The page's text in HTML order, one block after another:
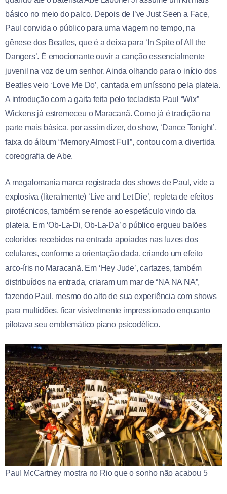
básico no meio do palco. Depois de I’ve Just Seen a Face,
Paul convida o público para uma viagem no tempo, na
gênese dos Beatles, que é a deixa para ‘In Spite of All the
Dangers’. É emocionante ouvir a canção essencialmente
juvenil na voz de um senhor. Ainda olhando para o início dos
Beatles veio ‘Love Me Do’, cantada em uníssono pela plateia.
A introdução com a gaita feita pelo tecladista Paul “Wix”
Wickens já estremeceu o Maracanã. Como já é tradição na
parte mais básica, por assim dizer, do show, ‘Dance Tonight’,
faixa do álbum “Memory Almost Full”, contou com a divertida
coreografia de Abe.
A megalomania marca registrada dos shows de Paul, vide a
explosiva (literalmente) ‘Live and Let Die’, repleta de efeitos
pirotécnicos, também se rende ao espetáculo vindo da
plateia. Em ‘Ob-La-Di, Ob-La-Da’ o público ergueu balões
coloridos recebidos na entrada apoiados nas luzes dos
celulares, conforme a orientação dada, criando um efeito
arco-íris no Maracanã. Em ‘Hey Jude’, cartazes, também
distribuídos na entrada, criaram um mar de “NA NA NA”,
fazendo Paul, mesmo do alto de sua experiência com shows
para multidões, ficar visivelmente impressionado enquanto
pilotava seu emblemático piano psicodélico.
Paul McCartney mostra no Rio que o sonho não acabou 5